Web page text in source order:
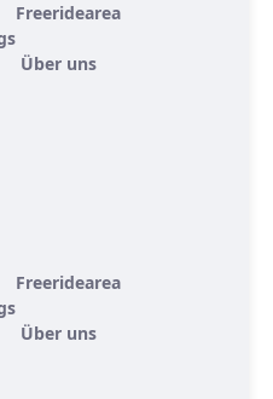
Freeridearea
Über uns
Freeridearea
Über uns